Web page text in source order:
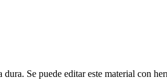
Se puede editar este material con